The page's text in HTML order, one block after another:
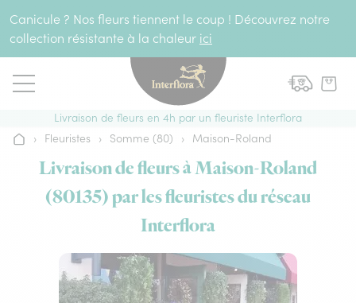
Canicule ? Nos fleurs tiennent le coup ! Découvrez notre
collection résistante à la chaleur ici
Livraison de fleurs en 4h par un fleuriste Interflora
Accueil
› Fleuristes › Somme (80) › Maison-Roland
Livraison de fleurs à Maison-Roland
(80135) par les fleuristes du réseau
Interflora